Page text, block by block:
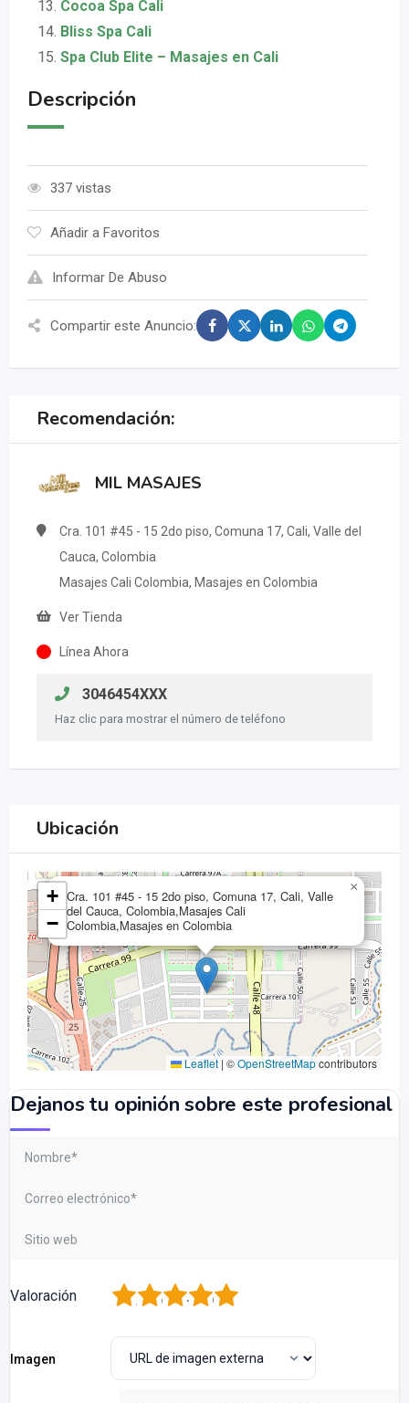
Cocoa Spa Cali
Bliss Spa Cali
Spa Club Elite – Masajes en Cali
Descripción
337 vistas
Añadir a Favoritos
Informar De Abuso
Compartir este Anuncio:
Recomendación:
MIL MASAJES
Cra. 101 #45 - 15 2do piso, Comuna 17, Cali, Valle del
Cauca, Colombia
Masajes Cali Colombia, Masajes en Colombia
Ver Tienda
Línea Ahora
3046454XXX
Haz clic para mostrar el número de teléfono
Ubicación
Cra. 101 #45 - 15 2do piso, Comuna 17, Cali, Valle
del Cauca, Colombia,Masajes Cali
Colombia,Masajes en Colombia
×
+
−
Leaflet | ©OpenStreetMapcontributors
Dejanos tu opinión sobre este profesional
Valoración 5
4
3
2
Imagen